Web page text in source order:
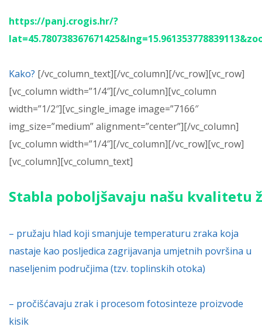
https://panj.crogis.hr/?
Kako? [/vc_column_text][/vc_column][/vc_row][vc_row]
[vc_column width=”1/4″][/vc_column][vc_column
width=”1/2″][vc_single_image image=”7166″
img_size=”medium” alignment=”center”][/vc_column]
[vc_column width=”1/4″][/vc_column][/vc_row][vc_row]
[vc_column][vc_column_text]
Stabla poboljšavaju našu kvalitetu
– pružaju hlad koji smanjuje temperaturu zraka koja
nastaje kao posljedica zagrijavanja umjetnih površina u
naseljenim područjima (tzv. toplinskih otoka)
– pročišćavaju zrak i procesom fotosinteze proizvode
kisik